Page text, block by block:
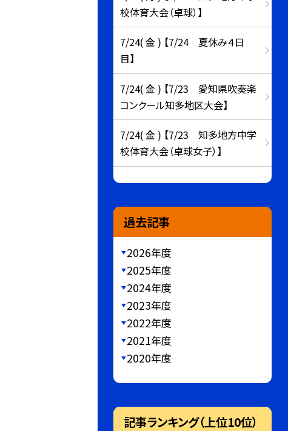
校体育大会（卓球）】
7/24( 金 ) 【7/24 夏休み４日
目】
7/24( 金 ) 【7/23 愛知県吹奏楽
コンクール知多地区大会】
7/24( 金 ) 【7/23 知多地方中学
校体育大会（卓球女子）】
過去記事
2026年度
2025年度
2024年度
2023年度
2022年度
2021年度
2020年度
記事ランキング（上位10位）